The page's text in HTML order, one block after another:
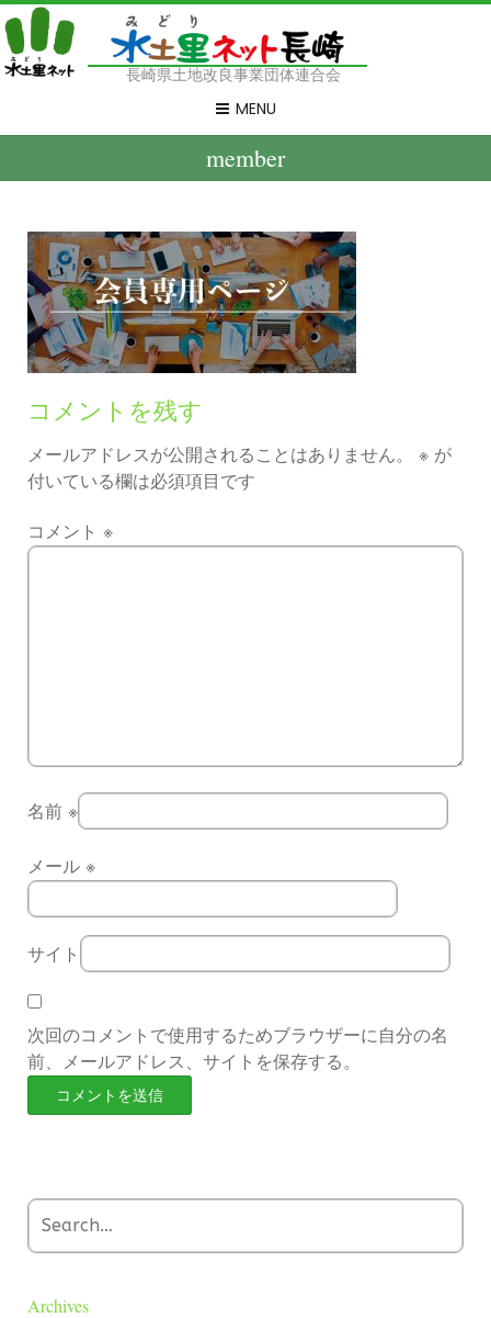
長崎県土地改良事業団体連合会
MENU
member
コメントを残す
メールアドレスが公開されることはありません。 ※ が
付いている欄は必須項目です
コメント ※
名前 ※
メール ※
サイト
次回のコメントで使用するためブラウザーに自分の名
前、メールアドレス、サイトを保存する。
Archives